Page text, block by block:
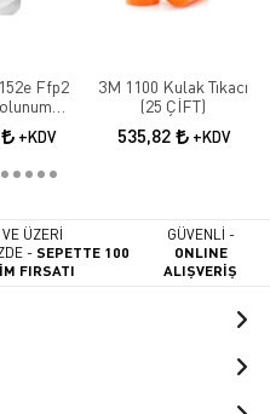
Ffp2
Adet
+KDV
3M 1100 Kulak Tıkacı
(25 ÇİFT)
535,82 +KDV
ÜZERİ
-SEPETTE 100
FIRSATI
GÜVENLİ -
ONLINE
ALIŞVERİŞ